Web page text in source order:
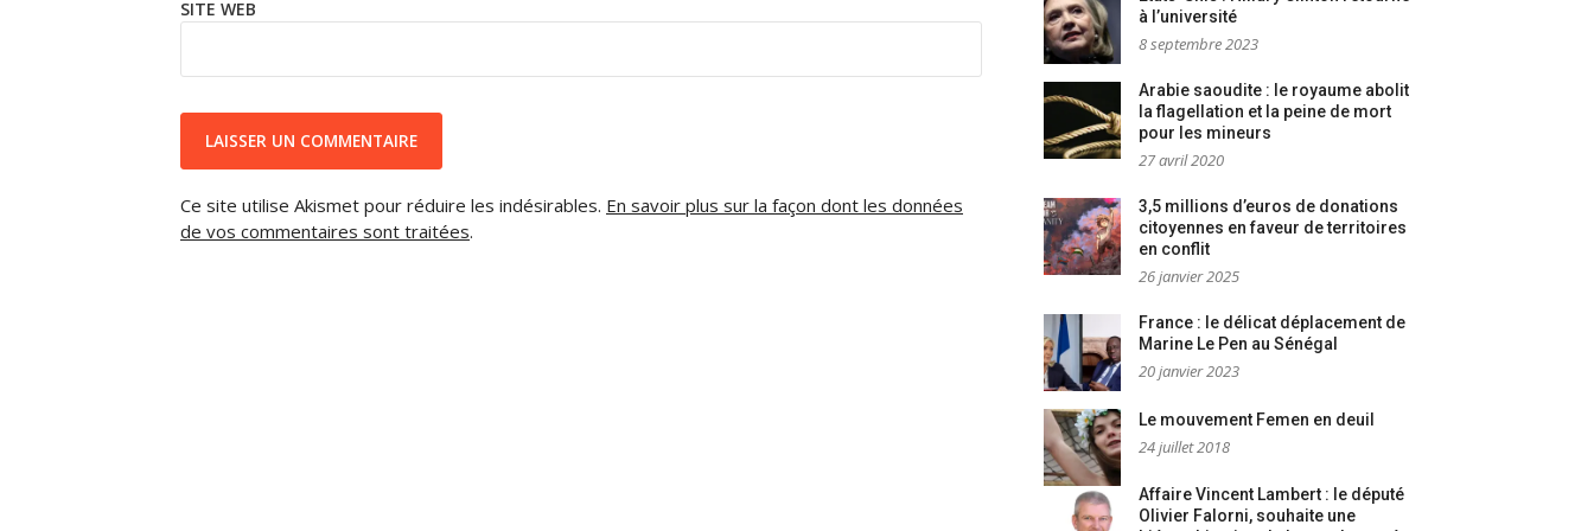
SITE WEB
Ce site utilise Akismet pour réduire les indésirables. En savoir plus sur la façon dont les données
de vos commentaires sont traitées.
à l’université
8 septembre 2023
Arabie saoudite : le royaume abolit
la flagellation et la peine de mort
pour les mineurs
27 avril 2020
3,5 millions d’euros de donations
citoyennes en faveur de territoires
en conflit
26 janvier 2025
France : le délicat déplacement de
Marine Le Pen au Sénégal
20 janvier 2023
Le mouvement Femen en deuil
24 juillet 2018
Affaire Vincent Lambert : le député
Olivier Falorni, souhaite une